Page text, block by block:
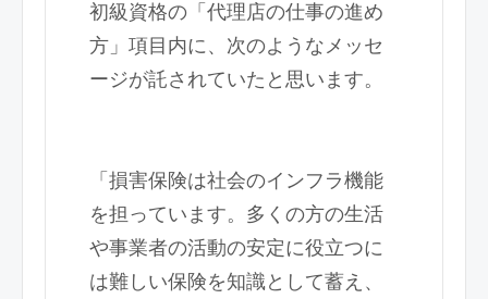
初級資格の「代理店の仕事の進め
方」項目内に、次のようなメッセ
ージが託されていたと思います。
「損害保険は社会のインフラ機能
を担っています。多くの方の生活
や事業者の活動の安定に役立つに
は難しい保険を知識として蓄え、